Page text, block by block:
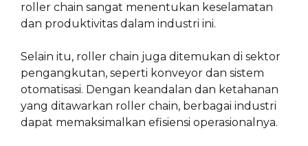
roller chain sangat menentukan keselamatan
dan produktivitas dalam industri ini.
Selain itu, roller chain juga ditemukan di sektor
pengangkutan, seperti konveyor dan sistem
otomatisasi. Dengan keandalan dan ketahanan
yang ditawarkan roller chain, berbagai industri
dapat memaksimalkan efisiensi operasionalnya.